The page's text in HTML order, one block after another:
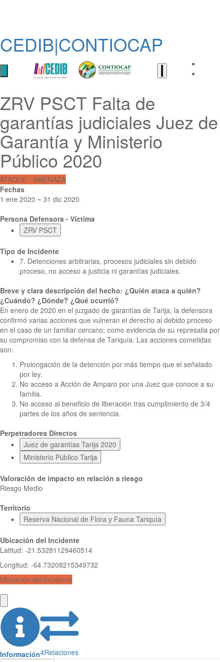
CEDIB|CONTIOCAP
ZRV PSCT Falta de
garantías judiciales Juez de
Garantía y Ministerio
Público 2020
ATAQUE / AMENAZA
Fechas
1 ene 2020 ~ 31 dic 2020
Persona Defensora - Víctima
ZRV PSCT
Tipo de Incidente
7. Detenciones arbitrarias, procesos judiciales sin debido
proceso, no acceso a justicia ni garantías judiciales.
Breve y clara descripción del hecho: ¿Quién ataca a quién?
¿Cuándo? ¿Dónde? ¿Qué ocurrió?
En enero de 2020 en el juzgado de garantías de Tarija, la defensora
confirmó varias acciones que vulneran el derecho al debido proceso
en el caso de un familiar cercano; como evidencia de su represalia por
su compromiso con la defensa de Tariquía. Las acciones cometidas
son:
Prolongación de la detención por más tiempo que el señalado
por ley.
No acceso a Acción de Amparo por una Juez que conoce a su
familia.
No acceso al beneficio de liberación tras cumplimiento de 3/4
partes de los años de sentencia.
Perpetradores Directos
Juez de garantías Tarija 2020
Ministerio Público Tarija
Valoración de impacto en relación a riesgo
Riesgo Medio
Territorio
Reserva Nacional de Flora y Fauna Tariquía
Ubicación del Incidente
Latitud: -21.53281129460514
Longitud: -64.73208215349732
Ubicación del Incidente
Información4Relaciones